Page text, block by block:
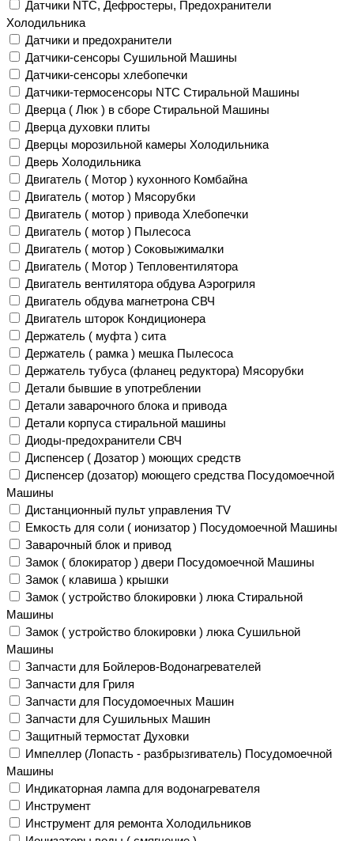
Датчики NTC, Дефростеры, Предохранители
Холодильника
Датчики и предохранители
Датчики-сенсоры Сушильной Машины
Датчики-сенсоры хлебопечки
Датчики-термосенсоры NTC Стиральной Машины
Дверца ( Люк ) в сборе Стиральной Машины
Дверца духовки плиты
Дверцы морозильной камеры Холодильника
Дверь Холодильника
Двигатель ( Мотор ) кухонного Комбайна
Двигатель ( мотор ) Мясорубки
Двигатель ( мотор ) привода Хлебопечки
Двигатель ( мотор ) Пылесоса
Двигатель ( мотор ) Соковыжималки
Двигатель ( Мотор ) Тепловентилятора
Двигатель вентилятора обдува Аэрогриля
Двигатель обдува магнетрона СВЧ
Двигатель шторок Кондиционера
Держатель ( муфта ) сита
Держатель ( рамка ) мешка Пылесоса
Держатель тубуса (фланец редуктора) Мясорубки
Детали бывшие в употреблении
Детали заварочного блока и привода
Детали корпуса стиральной машины
Диоды-предохранители СВЧ
Диспенсер ( Дозатор ) моющих средств
Диспенсер (дозатор) моющего средства Посудомоечной
Машины
Дистанционный пульт управления TV
Емкость для соли ( ионизатор ) Посудомоечной Машины
Заварочный блок и привод
Замок ( блокиратор ) двери Посудомоечной Машины
Замок ( клавиша ) крышки
Замок ( устройство блокировки ) люка Стиральной
Машины
Замок ( устройство блокировки ) люка Сушильной
Машины
Запчасти для Бойлеров-Водонагревателей
Запчасти для Гриля
Запчасти для Посудомоечных Машин
Запчасти для Сушильных Машин
Защитный термостат Духовки
Импеллер (Лопасть - разбрызгиватель) Посудомоечной
Машины
Индикаторная лампа для водонагревателя
Инструмент
Инструмент для ремонта Холодильников